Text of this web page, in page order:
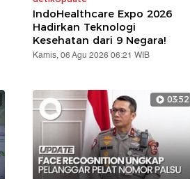
IndoHealthcare Expo 2026
Hadirkan Teknologi
Kesehatan dari 9 Negara!
Kamis, 06 Agu 2026 06:21 WIB
03:52